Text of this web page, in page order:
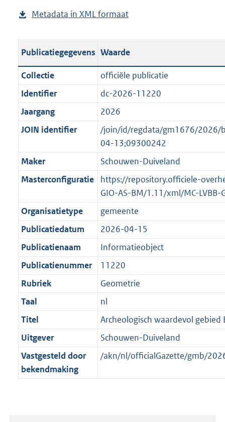
u
l
c
a
t
i
e
n
f
o
m
a
a
t
r
o
t
e
:
7
K
p
b
i
c
a
t
i
i
n
f
r
m
a
a
t
g
o
t
t
e
:
o
b
e
k
n
d
Metadata in XML formaat
t
a
n
d
g
r
o
o
t
t
e
:
2
K
b
Publicatiegegevens Waarde
Collectie
officiële publicatie
Identifier
dc-2026-11220
Jaargang
2026
JOIN identifier
/join/id/regdata/gm1676/
04-13;09300242
Maker
Schouwen-Duiveland
Masterconfiguratie
https://repository.officiele-
GIO-AS-BM/1.11/xml/MC-LVBB-
Organisatietype
gemeente
Publicatiedatum
2026-04-15
Publicatienaam
Informatieobject
Publicatienummer
11220
Rubriek
Geometrie
Taal
nl
Titel
Archeologisch waardevol
Uitgever
Schouwen-Duiveland
Vastgesteld door
bekendmaking
/akn/nl/officialGazette/gmb/